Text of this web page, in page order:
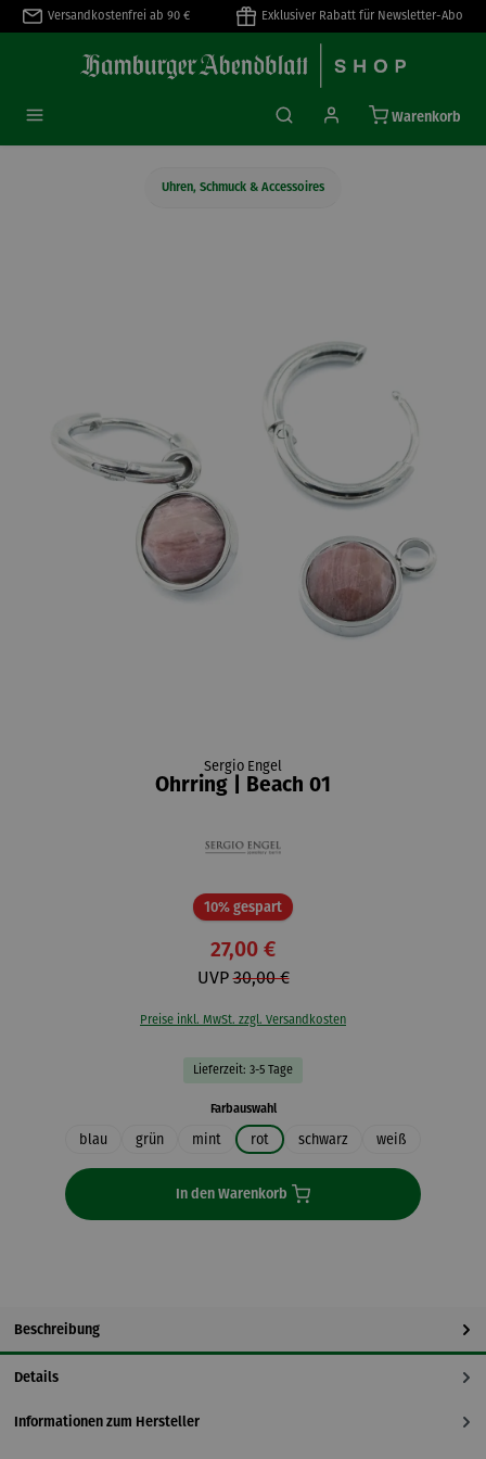
springen
Versandkostenfrei ab 90 € Exklusiver Rabatt für Newsletter-Abo
Warenkorb
Uhren, Schmuck & Accessoires
Sergio Engel
Ohrring | Beach 01
10% gespartRabatt
27,00 €
UVP30,00 €
Preise inkl. MwSt. zzgl. Versandkosten
Lieferzeit: 3-5 Tage
Farbauswahlauswählen
blau grün mint rot schwarz weiß
In den Warenkorb
Beschreibung
Details
Informationen zum Hersteller